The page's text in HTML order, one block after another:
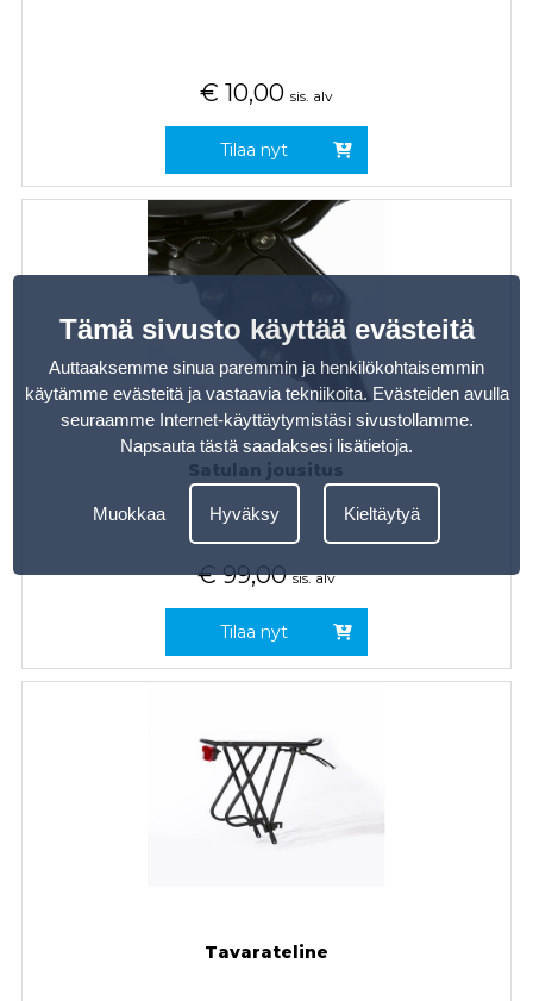
€ 10,00 sis. alv
Tilaa nyt
Satulan jousitus
€ 99,00 sis. alv
Tilaa nyt
Tavarateline
Tämä sivusto käyttää evästeitä
Auttaaksemme sinua paremmin ja henkilökohtaisemmin
käytämme evästeitä ja vastaavia tekniikoita. Evästeiden avulla
seuraamme Internet-käyttäytymistäsi sivustollamme.
Napsauta tästä saadaksesi lisätietoja.
Muokkaa Hyväksy Kieltäytyä